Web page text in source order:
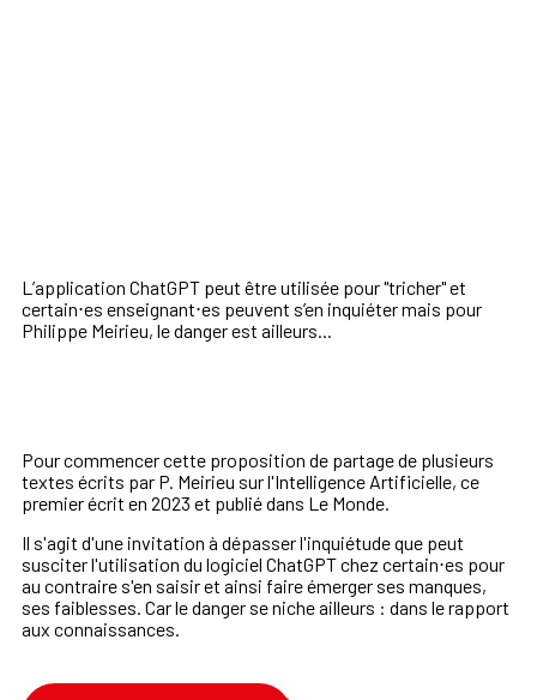
L’application ChatGPT peut être utilisée pour "tricher" et
certain⋅es enseignant⋅es peuvent s’en inquiéter mais pour
Philippe Meirieu, le danger est ailleurs...
Pour commencer cette proposition de partage de plusieurs
textes écrits par P. Meirieu sur l'Intelligence Artificielle, ce
premier écrit en 2023 et publié dans Le Monde.
Il s'agit d'une invitation à dépasser l'inquiétude que peut
susciter l'utilisation du logiciel ChatGPTchez certain⋅es pour
au contraire s'en saisir et ainsi faire émerger ses manques,
ses faiblesses. Car le danger se niche ailleurs : dans le rapport
aux connaissances.